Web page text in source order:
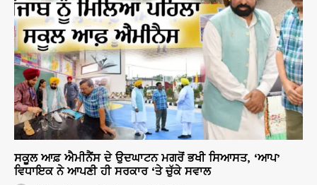
ਸਕੂਲ ਆਫ਼ ਐਮੀਨੈਂਸ ਦੇ ਉਦਘਾਟਨ ਮਗਰੋਂ ਭਖੀ ਸਿਆਸਤ, ‘ਆਪ’
ਵਿਧਾਇਕ ਨੇ ਆਪਣੀ ਹੀ ਸਰਕਾਰ ‘ਤੇ ਚੁੱਕੇ ਸਵਾਲ